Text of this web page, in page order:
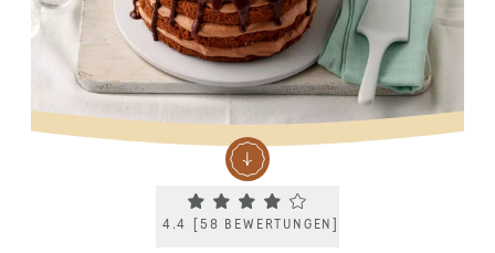
Current rating 4.4. Click to rate.
4.4 [58 BEWERTUNGEN